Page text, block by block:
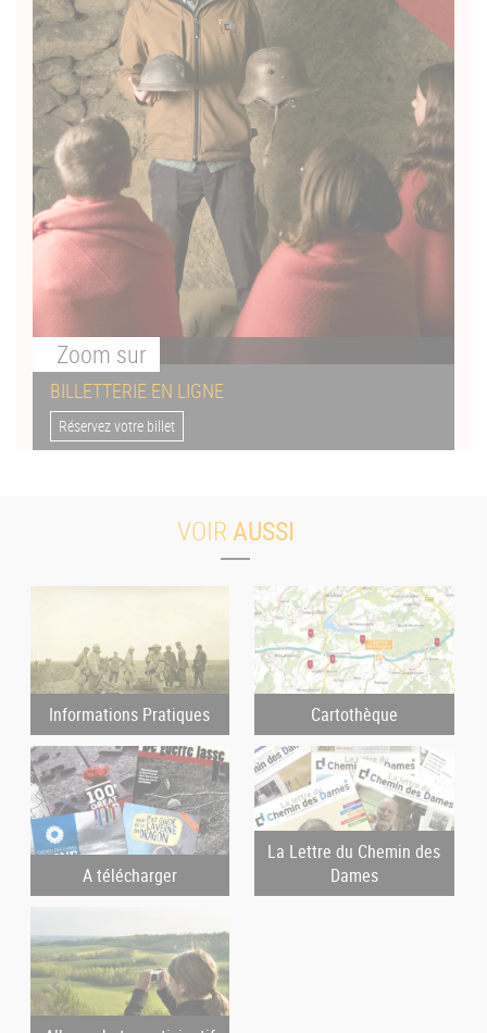
Zoom sur
BILLETTERIE EN LIGNE
Réservez votre billet
VOIRAUSSI
Informations Pratiques Cartothèque
A télécharger
La Lettre du Chemin des
Dames